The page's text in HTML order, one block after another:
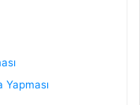
Yapması